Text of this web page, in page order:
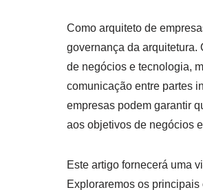
Como arquiteto de
governança da arquitetura.
de negócios e tecnologia,
comunicação entre partes
empresas podem garantir
aos objetivos de negócios
Este artigo fornecerá uma
Exploraremos os